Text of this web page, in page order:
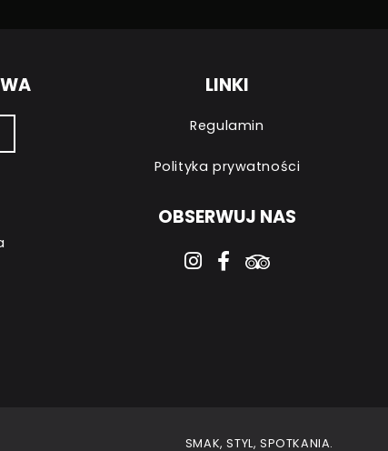
LINKI
Regulamin
Polityka prywatności
OBSERWUJ NAS
instagram
facebook-f
tripadvisor
SMAK, STYL, SPOTKANIA.